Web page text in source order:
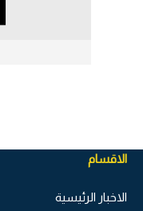
الاقسام
الاخبار الرئيسية